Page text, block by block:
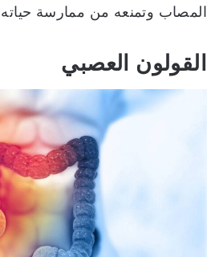
المصاب وتمنعه من ممارسة
القولون العصبي